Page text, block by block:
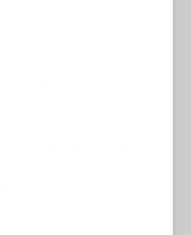
Mashreq l’ultimo grande
l’espansionismo israeliano e
potrebbe definire il capolavoro
qualcosa di più di un
e del sionismo, ma
strategici di queste due